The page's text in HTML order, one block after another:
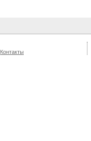
Контакты